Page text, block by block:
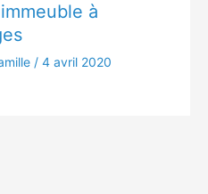
à
/ 4 avril 2020